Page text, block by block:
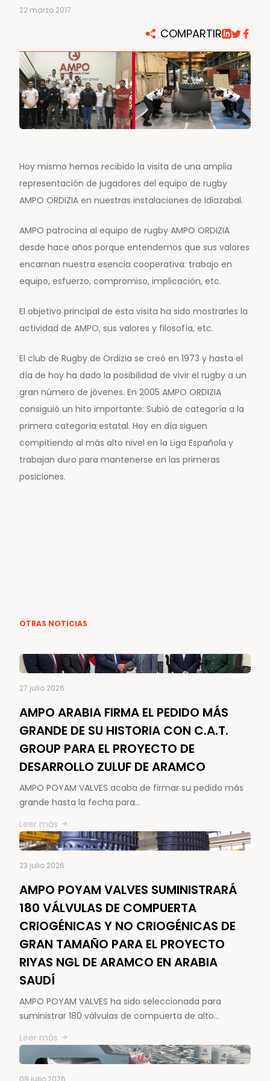
22 marzo 2017
COMPARTIR
Hoy mismo hemos recibido la visita de una amplia
representación de jugadores del equipo de rugby
AMPO ORDIZIA en nuestras instalaciones de Idiazabal.
AMPO patrocina al equipo de rugby AMPO ORDIZIA
desde hace años porque entendemos que sus valores
encarnan nuestra esencia cooperativa: trabajo en
equipo, esfuerzo, compromiso, implicación, etc.
El objetivo principal de esta visita ha sido mostrarles la
actividad de AMPO, sus valores y filosofía, etc.
El club de Rugby de Ordizia se creó en 1973 y hasta el
día de hoy ha dado la posibilidad de vivir el rugby a un
gran número de jóvenes. En 2005 AMPO ORDIZIA
consiguió un hito importante: Subió de categoría a la
primera categoría estatal. Hoy en día siguen
compitiendo al más alto nivel en la Liga Española y
trabajan duro para mantenerse en las primeras
posiciones.
OTRAS NOTICIAS
27 julio 2026
AMPO ARABIA FIRMA EL PEDIDO MÁS
GRANDE DE SU HISTORIA CON C.A.T.
GROUP PARA EL PROYECTO DE
DESARROLLO ZULUF DE ARAMCO
AMPO POYAM VALVES acaba de firmar su pedido más
grande hasta la fecha para…
Leer más
23 julio 2026
AMPO POYAM VALVES SUMINISTRARÁ
180 VÁLVULAS DE COMPUERTA
CRIOGÉNICAS Y NO CRIOGÉNICAS DE
GRAN TAMAÑO PARA EL PROYECTO
RIYAS NGL DE ARAMCO EN ARABIA
SAUDÍ
AMPO POYAM VALVES ha sido seleccionada para
suministrar 180 válvulas de compuerta de alto…
Leer más
09 julio 2026